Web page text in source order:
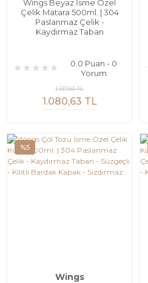
Wings Beyaz İsme Özel
Çelik Matara 500ml. | 304
Paslanmaz Çelik -
Kaydırmaz Taban
0.0 Puan - 0
Yorum
1.080,63 TL
1.137,50 TL
%5
Wings